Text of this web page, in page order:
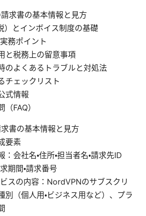
求書の基本情報と見方
）とインボイス制度の基礎
実務ポイント
と税務上の留意事項
のよくあるトラブルと対処法
チェックリスト
式情報
FAQ）
書の基本情報と見方
要素
会社名・住所・担当者名・請求先ID
期間・請求番号
ビスの内容：NordVPNのサブスクリ
別（個人用・ビジネス用など）、プラ